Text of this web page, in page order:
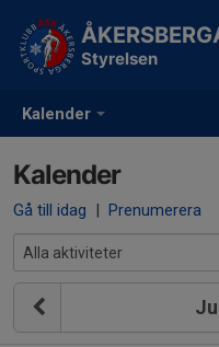
Kalender
Styrelsen
Kalender
Gå till idag | Prenumerera